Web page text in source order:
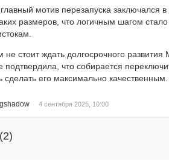
мотив перезапуска заключался
размеров, что логичным шагом
стоит ждать долгосрочного развития
подтвердила, что собирается
сделать его максимально качественным.
4 сентября 2025, 10:00
2)